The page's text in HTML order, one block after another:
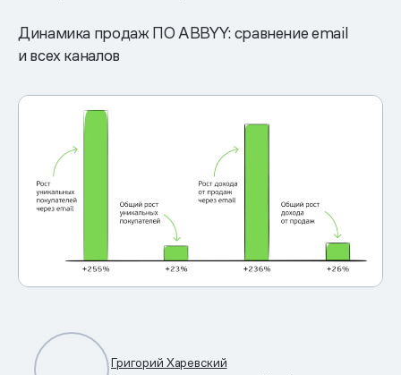
Динамика продаж ПО ABBYY: сравнение email
и всех каналов
Григорий Харевский